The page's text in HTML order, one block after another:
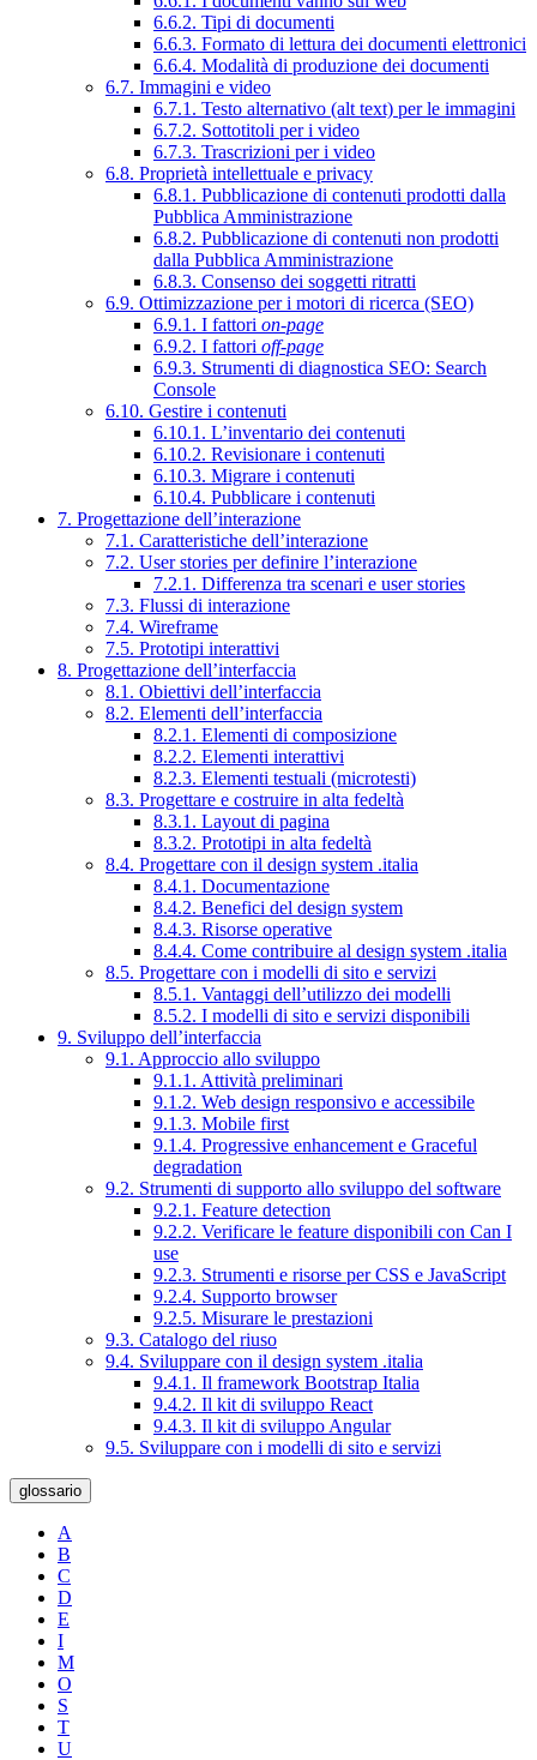
6.6.2. Tipi di documenti
6.6.3. Formato di lettura dei documenti elettronici
6.6.4. Modalità di produzione dei documenti
6.7. Immagini e video
6.7.1. Testo alternativo (alt text) per le immagini
6.7.2. Sottotitoli per i video
6.7.3. Trascrizioni per i video
6.8. Proprietà intellettuale e privacy
6.8.1. Pubblicazione di contenuti prodotti dalla
Pubblica Amministrazione
6.8.2. Pubblicazione di contenuti non prodotti
dalla Pubblica Amministrazione
6.8.3. Consenso dei soggetti ritratti
6.9. Ottimizzazione per i motori di ricerca (SEO)
6.9.1. I fattori on-page
6.9.2. I fattori off-page
6.9.3. Strumenti di diagnostica SEO: Search
Console
6.10. Gestire i contenuti
6.10.1. L’inventario dei contenuti
6.10.2. Revisionare i contenuti
6.10.3. Migrare i contenuti
6.10.4. Pubblicare i contenuti
7. Progettazione dell’interazione
7.1. Caratteristiche dell’interazione
7.2. User stories per definire l’interazione
7.2.1. Differenza tra scenari e user stories
7.3. Flussi di interazione
7.4. Wireframe
7.5. Prototipi interattivi
8. Progettazione dell’interfaccia
8.1. Obiettivi dell’interfaccia
8.2. Elementi dell’interfaccia
8.2.1. Elementi di composizione
8.2.2. Elementi interattivi
8.2.3. Elementi testuali (microtesti)
8.3. Progettare e costruire in alta fedeltà
8.3.1. Layout di pagina
8.3.2. Prototipi in alta fedeltà
8.4. Progettare con il design system .italia
8.4.1. Documentazione
8.4.2. Benefici del design system
8.4.3. Risorse operative
8.4.4. Come contribuire al design system .italia
8.5. Progettare con i modelli di sito e servizi
8.5.1. Vantaggi dell’utilizzo dei modelli
8.5.2. I modelli di sito e servizi disponibili
9. Sviluppo dell’interfaccia
9.1. Approccio allo sviluppo
9.1.1. Attività preliminari
9.1.2. Web design responsivo e accessibile
9.1.3. Mobile first
9.1.4. Progressive enhancement e Graceful
degradation
9.2. Strumenti di supporto allo sviluppo del software
9.2.1. Feature detection
9.2.2. Verificare le feature disponibili con Can I
use
9.2.3. Strumenti e risorse per CSS e JavaScript
9.2.4. Supporto browser
9.2.5. Misurare le prestazioni
9.3. Catalogo del riuso
9.4. Sviluppare con il design system .italia
9.4.1. Il framework Bootstrap Italia
9.4.2. Il kit di sviluppo React
9.4.3. Il kit di sviluppo Angular
9.5. Sviluppare con i modelli di sito e servizi
glossario
A
B
C
D
E
I
M
O
S
T
U